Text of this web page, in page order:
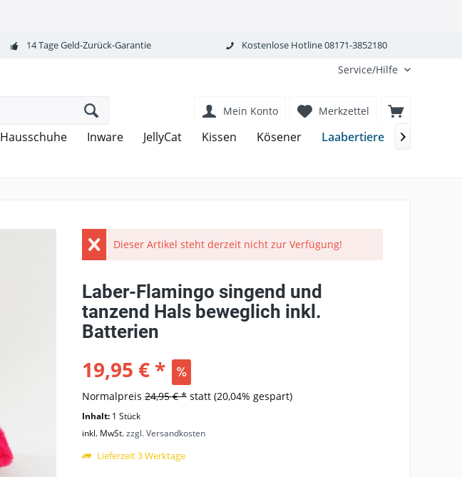
14 Tage Geld-Zurück-Garantie Kostenlose Hotline 08171-3852180
Service/Hilfe
Merkzettel
Mein Konto
Hausschuhe Inware JellyCat Kissen Kösener Laabertiere Mit

Dieser Artikel steht derzeit nicht zur Verfügung!
Laber-Flamingo singend und
tanzend Hals beweglich inkl.
Batterien
19,95 € *
Normalpreis 24,95 € *statt (20,04% gespart)
Inhalt: 1 Stück
inkl. MwSt.zzgl. Versandkosten
Lieferzeit 3 Werktage